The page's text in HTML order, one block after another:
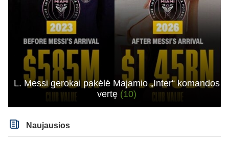
L. Messi gerokai pakėlė Majamio „Inter“ komandos
vertę (10)
Naujausios